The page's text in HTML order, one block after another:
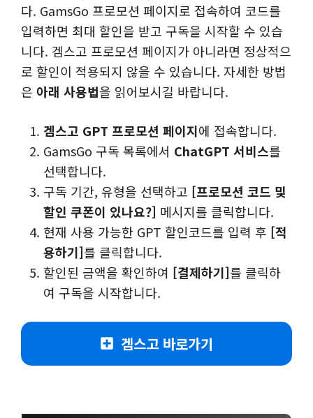
다. GamsGo 프로모션 페이지로 접속하여 코드를
입력하면 최대 할인을 받고 구독을 시작할 수 있습
니다. 겜스고 프로모션 페이지가 아니라면 정상적으
로 할인이 적용되지 않을 수 있습니다. 자세한 방법
은 아래 사용법을 읽어보시길 바랍니다.
겜스고 GPT 프로모션 페이지에 접속합니다.
GamsGo 구독 목록에서 ChatGPT 서비스를
선택합니다.
구독 기간, 유형을 선택하고 [프로모션 코드 및
할인 쿠폰이 있나요?] 메시지를 클릭합니다.
현재 사용 가능한 GPT 할인코드를 입력 후 [적
용하기]를 클릭합니다.
할인된 금액을 확인하여 [결제하기]를 클릭하
여 구독을 시작합니다.
겜스고 바로가기